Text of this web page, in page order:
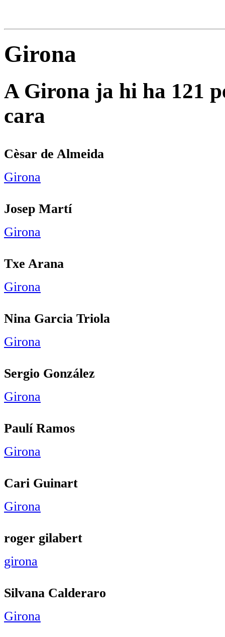
Girona
A Girona ja hi ha 121
cara
Cèsar de Almeida
Girona
Josep Martí
Girona
Txe Arana
Girona
Nina Garcia Triola
Girona
Sergio González
Girona
Paulí Ramos
Girona
Cari Guinart
Girona
roger gilabert
girona
Silvana Calderaro
Girona